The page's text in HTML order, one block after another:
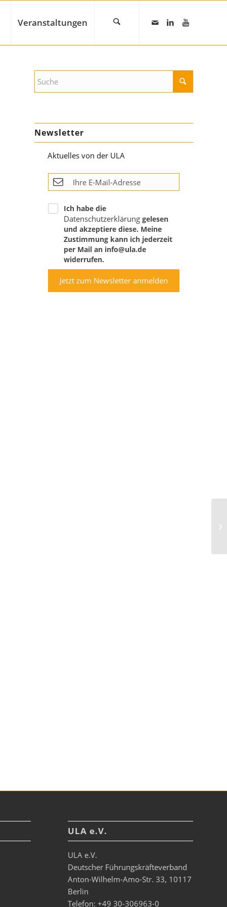
Veranstaltungen
Newsletter
Jetzt zum Newsletter anmelden
Aktuelles von der ULA
Ich habe die
Datenschutzerklärunggelesen
und akzeptiere diese. Meine
Zustimmung kann ich jederzeit
per Mail an info@ula.de
widerrufen.
ULA e.V.
ULA e.V.
Deutscher Führungskräfteverband
Anton-Wilhelm-Amo-Str. 33, 10117
Berlin
Telefon: +49 30-306963-0